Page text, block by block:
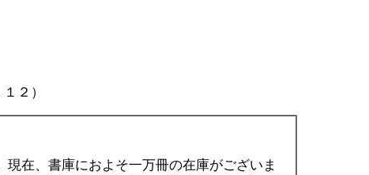
２）
在、書庫におよそ一万冊の在庫がございま